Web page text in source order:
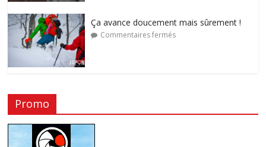
Ça avance doucement mais sûrement !
Commentaires fermés
Promo